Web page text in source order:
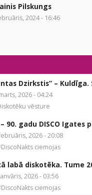
Pilskungs
2024 - 16:46
Dzirkstis” – Kuldīga.
2026 - 04:24
vēsture
90. gadu DISCO Igates
2026 - 20:08
ciemojas
labā diskotēka. Tume
2026 - 03:56
ciemojas